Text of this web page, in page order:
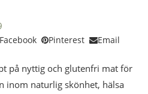
Facebook Pinterest Email
på nyttig och glutenfri mat för
inom naturlig skönhet, hälsa